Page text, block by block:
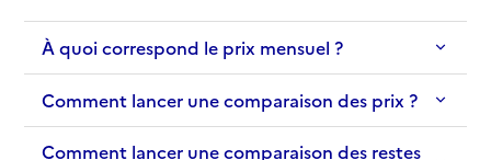
Source des données : Finess n° 590038097
Mis à jour le : 12/09/2024
EHPAD Résidence La Goellette
Adresse
25 rue du commandant Bayart
À quoi correspond le prix mensuel ?
Comment lancer une comparaison des prix ?
Comment lancer une comparaison des restes